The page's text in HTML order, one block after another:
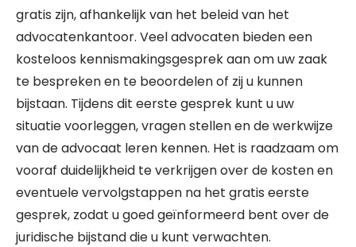
gratis zijn, afhankelijk van het beleid van het
advocatenkantoor. Veel advocaten bieden een
kosteloos kennismakingsgesprek aan om uw zaak
te bespreken en te beoordelen of zij u kunnen
bijstaan. Tijdens dit eerste gesprek kunt u uw
situatie voorleggen, vragen stellen en de werkwijze
van de advocaat leren kennen. Het is raadzaam om
vooraf duidelijkheid te verkrijgen over de kosten en
eventuele vervolgstappen na het gratis eerste
gesprek, zodat u goed geïnformeerd bent over de
juridische bijstand die u kunt verwachten.